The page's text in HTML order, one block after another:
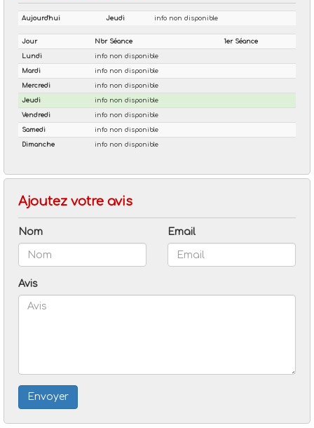
Ajoutez votre avis
Nom Email
Avis
Envoyer